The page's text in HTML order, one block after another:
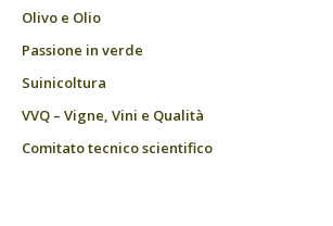
Olivo e Olio
Passione in verde
Suinicoltura
VVQ – Vigne, Vini e Qualità
Comitato tecnico scientifico